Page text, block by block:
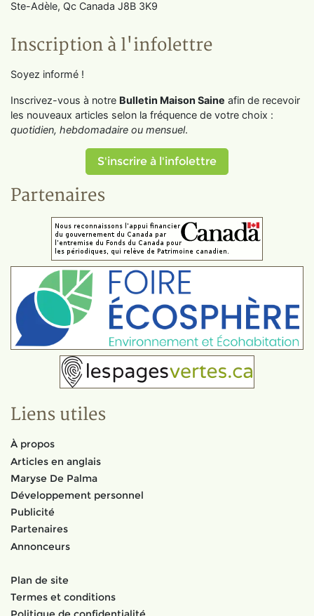
Ste-Adèle, Qc Canada J8B 3K9
Inscription à l'infolettre
Soyez informé !
Inscrivez-vous à notre Bulletin Maison Saine afin de recevoir
les nouveaux articles selon la fréquence de votre choix :
quotidien, hebdomadaire ou mensuel.
S'inscrire à l'infolettre
Partenaires
Liens utiles
À propos
Articles en anglais
Maryse De Palma
Développement personnel
Publicité
Partenaires
Annonceurs
Plan de site
Termes et conditions